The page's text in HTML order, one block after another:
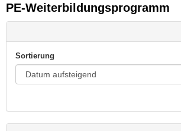
PE-Weiterbildungsprogramm
Sortierung